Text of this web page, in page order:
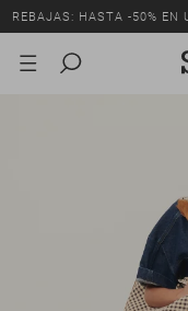
REBAJAS: HASTA -50% EN